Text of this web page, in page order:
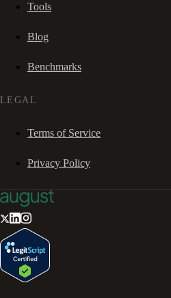
Tools
Blog
Benchmarks
LEGAL
Terms of Service
Privacy Policy